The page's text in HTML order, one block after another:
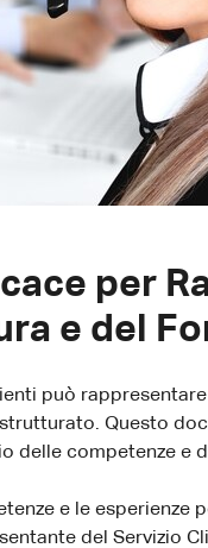
per
e del
può
Questo
delle competenze e
e le esperienze
del Servizio